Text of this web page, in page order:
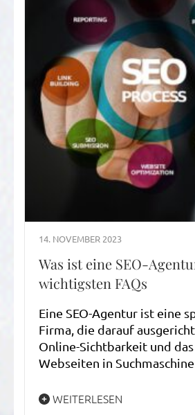
14. NOVEMBER 2023
Was ist eine SEO-
wichtigsten FAQs
Eine SEO-Agentur ist eine
Firma, die darauf
Online-Sichtbarkeit und
Webseiten in
WEITERLESEN